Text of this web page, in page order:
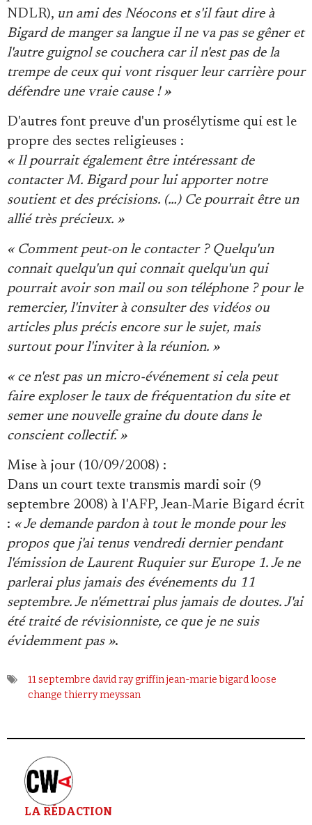
NDLR), un ami des Néocons et s'il faut dire à
Bigard de manger sa langue il ne va pas se gêner et
l'autre guignol se couchera car il n'est pas de la
trempe de ceux qui vont risquer leur carrière pour
défendre une vraie cause ! »
D'autres font preuve d'un prosélytisme qui est le
propre des sectes religieuses :
« Il pourrait également être intéressant de
contacter M. Bigard pour lui apporter notre
soutient et des précisions. (…) Ce pourrait être un
allié très précieux. »
« Comment peut-on le contacter ? Quelqu'un
connait quelqu'un qui connait quelqu'un qui
pourrait avoir son mail ou son téléphone ? pour le
remercier, l'inviter à consulter des vidéos ou
articles plus précis encore sur le sujet, mais
surtout pour l'inviter à la réunion. »
« ce n'est pas un micro-événement si cela peut
faire exploser le taux de fréquentation du site et
semer une nouvelle graine du doute dans le
conscient collectif. »
Mise à jour (10/09/2008) :
Dans un court texte transmis mardi soir (9
septembre 2008) à l'AFP, Jean-Marie Bigard écrit
: « Je demande pardon à tout le monde pour les
propos que j'ai tenus vendredi dernier pendant
l'émission de Laurent Ruquier sur Europe 1. Je ne
parlerai plus jamais des événements du 11
septembre. Je n'émettrai plus jamais de doutes. J'ai
été traité de révisionniste, ce que je ne suis
évidemment pas ».
11 septembre david ray griffinjean-marie bigardloose
change thierry meyssan
LA RÉDACTION